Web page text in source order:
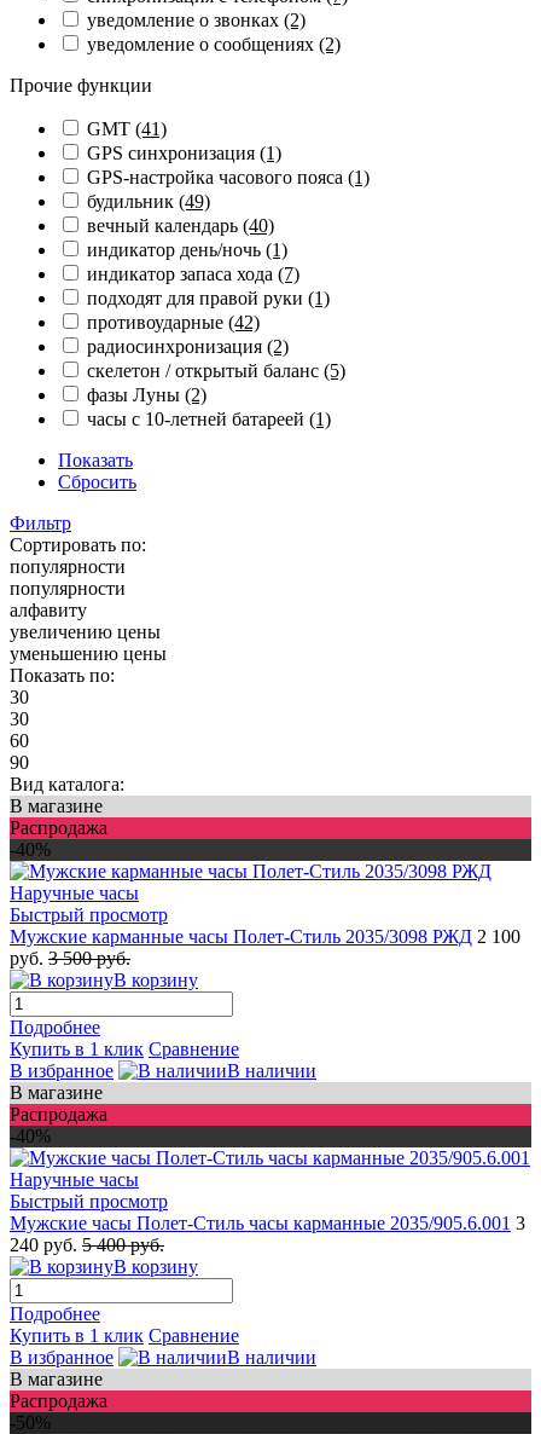
уведомление о звонках (2)
уведомление о сообщениях (2)
Прочие функции
GMT (41)
GPS синхронизация (1)
GPS-настройка часового пояса (1)
будильник (49)
вечный календарь (40)
индикатор день/ночь (1)
индикатор запаса хода (7)
подходят для правой руки (1)
противоударные (42)
радиосинхронизация (2)
скелетон / открытый баланс (5)
фазы Луны (2)
часы с 10-летней батареей (1)
Показать
Сбросить
Фильтр
Сортировать по:
популярности
популярности
алфавиту
увеличению цены
уменьшению цены
Показать по:
30
30
60
90
Вид каталога:
В магазине
Распродажа
-40%
Быстрый просмотр
Мужские карманные часы Полет-Стиль 2035/3098 РЖД 2 100
руб. 3 500 руб.
В корзину
Подробнее
Купить в 1 клик Сравнение
В избранное
В наличии
В магазине
Распродажа
-40%
Быстрый просмотр
Мужские часы Полет-Стиль часы карманные 2035/905.6.001 3
240 руб. 5 400 руб.
В корзину
Подробнее
Купить в 1 клик Сравнение
В избранное
В наличии
В магазине
Распродажа
-50%